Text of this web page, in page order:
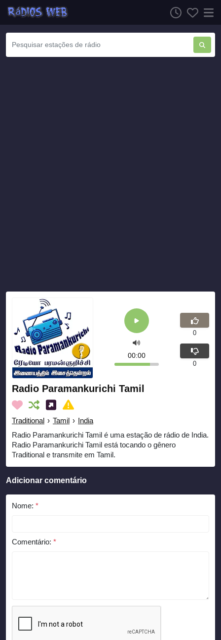
Radio Paramankurichi Tamil
Traditional › Tamil › India
Radio Paramankurichi Tamil é uma estação de rádio de India.
Radio Paramankurichi Tamil está tocando o gênero
Traditional e transmite em Tamil.
00:00
0
0
Adicionar comentário
Nome: *
Comentário: *